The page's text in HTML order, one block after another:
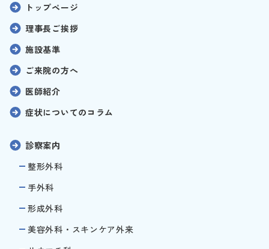
トップページ
理事長ご挨拶
施設基準
ご来院の方へ
医師紹介
症状についてのコラム
診察案内
整形外科
手外科
形成外科
美容外科・スキンケア外来